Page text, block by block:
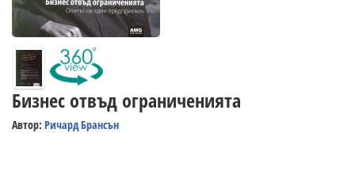
Бизнес отвъд ограниченията
Автор: Ричард Брансън